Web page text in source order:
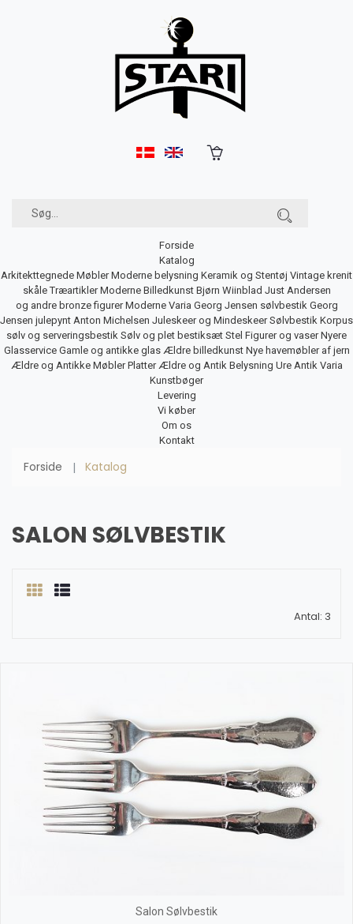
Forside
Katalog
Arkitekttegnede Møbler Moderne belysning Keramik og Stentøj Vintage krenit
skåle Træartikler Moderne Billedkunst Bjørn Wiinblad Just Andersen
og andre bronze figurer Moderne Varia Georg Jensen sølvbestik Georg
Jensen julepynt Anton Michelsen Juleskeer og Mindeskeer Sølvbestik Korpus
sølv og serveringsbestik Sølv og plet bestiksæt Stel Figurer og vaser Nyere
Glasservice Gamle og antikke glas Ældre billedkunst Nye havemøbler af jern
Ældre og Antikke Møbler Platter Ældre og Antik Belysning Ure Antik Varia
Kunstbøger
Levering
Vi køber
Om os
Kontakt
Forside Katalog
SALON SØLVBESTIK
Antal: 3
Salon Sølvbestik